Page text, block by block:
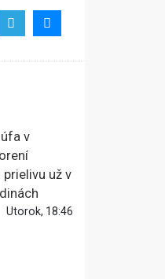
v
už v
Utorok, 18:46